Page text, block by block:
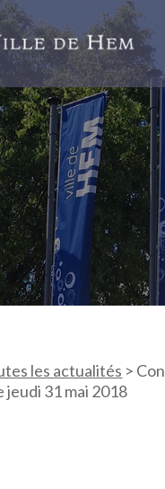
les actualités >
jeudi 31 mai 2018